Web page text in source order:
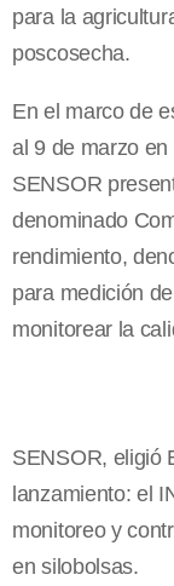
para la
poscosecha.
En el marco de
al 9 de marzo
SENSOR
denominado
rendimiento,
para medición
monitorear la
SENSOR, eligió
lanzamiento: el
monitoreo y
en silobolsas.